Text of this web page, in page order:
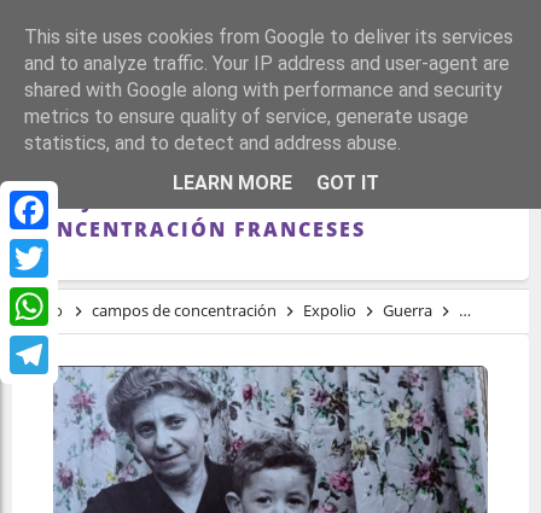
Facebook
Twitter
WhatsApp
Telegram
LAS MEMORIAS DEL GALLEGO QUE
DIBUJÓ EL HORROR EN LOS CAMPOS DE
CONCENTRACIÓN FRANCESES
Inicio campos de concentración Expolio Guerra represión
This site uses cookies from Google to deliver its services
and to analyze traffic. Your IP address and user-agent are
shared with Google along with performance and security
metrics to ensure quality of service, generate usage
statistics, and to detect and address abuse.
LEARN MORE
GOT IT